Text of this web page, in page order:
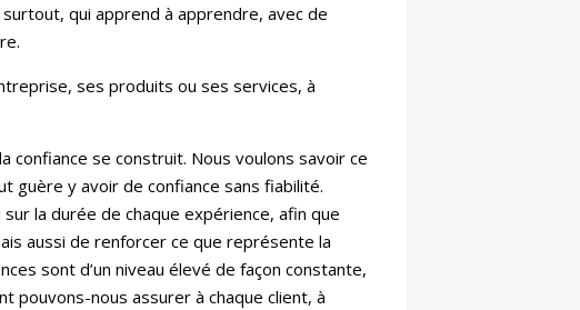
qui apprend à apprendre, avec de
ses produits ou ses services, à
confiance se construit. Nous voulons savoir ce
guère y avoir de confiance sans fiabilité.
la durée de chaque expérience, afin que
aussi de renforcer ce que représente la
sont d’un niveau élevé de façon constante,
pouvons-nous assurer à chaque client, à